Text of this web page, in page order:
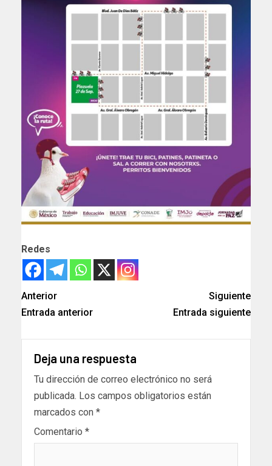
Redes
Anterior
Entrada anterior
Siguiente
Entrada siguiente
Deja una respuesta
Tu dirección de correo electrónico no será
publicada. Los campos obligatorios están
marcados con *
Comentario *